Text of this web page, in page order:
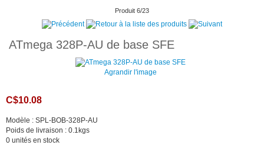
Produit 6/23
ATmega 328P-AU de base SFE
Agrandir l'image
C$10.08
Modèle : SPL-BOB-328P-AU
Poids de livraison : 0.1kgs
0 unités en stock